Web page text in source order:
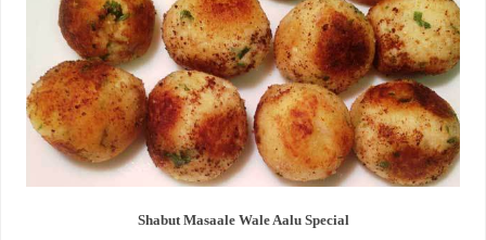
Shabut Masaale Wale Aalu Special